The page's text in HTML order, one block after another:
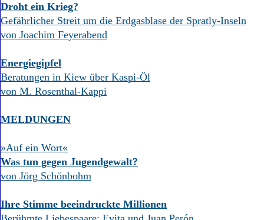
Droht ein Krieg?
Gefährlicher Streit um die Erdgasblase der Spratly-Inseln
von Joachim Feyerabend
Energiegipfel
Beratungen in Kiew über Kaspi-Öl
von M. Rosenthal-Kappi
MELDUNGEN
»Auf ein Wort«
Was tun gegen Jugendgewalt?
von Jörg Schönbohm
Ihre Stimme beeindruckte Millionen